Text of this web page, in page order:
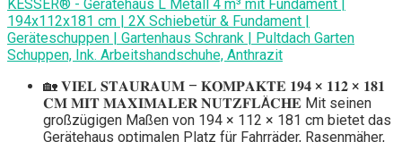
KESSER® - Gerätehaus L Metall 4 m³ mit Fundament |
194x112x181 cm | 2X Schiebetür & Fundament |
Geräteschuppen | Gartenhaus Schrank | Pultdach Garten
Schuppen, Ink. Arbeitshandschuhe, Anthrazit
🏡 𝐕𝐈𝐄𝐋 𝐒𝐓𝐀𝐔𝐑𝐀𝐔𝐌 – 𝐊𝐎𝐌𝐏𝐀𝐊𝐓𝐄 𝟏𝟗𝟒 × 𝟏𝟏𝟐 × 𝟏𝟖𝟏
𝐂𝐌 𝐌𝐈𝐓 𝐌𝐀𝐗𝐈𝐌𝐀𝐋𝐄𝐑 𝐍𝐔𝐓𝐙𝐅𝐋Ä𝐂𝐇𝐄 Mit seinen
großzügigen Maßen von 194 × 112 × 181 cm bietet das
Gerätehaus optimalen Platz für Fahrräder, Rasenmäher,